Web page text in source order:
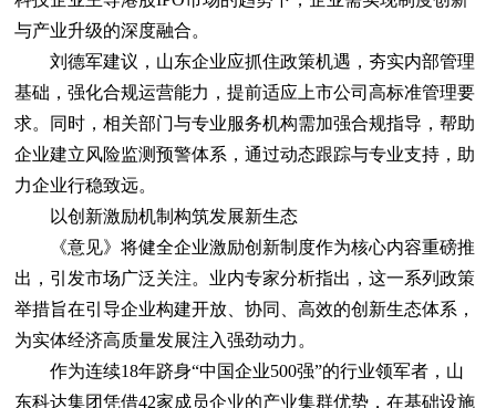
与产业升级的深度融合。
刘德军建议，山东企业应抓住政策机遇，夯实内部管理
基础，强化合规运营能力，提前适应上市公司高标准管理要
求。同时，相关部门与专业服务机构需加强合规指导，帮助
企业建立风险监测预警体系，通过动态跟踪与专业支持，助
力企业行稳致远。
以创新激励机制构筑发展新生态
《意见》将健全企业激励创新制度作为核心内容重磅推
出，引发市场广泛关注。业内专家分析指出，这一系列政策
举措旨在引导企业构建开放、协同、高效的创新生态体系，
为实体经济高质量发展注入强劲动力。
作为连续18年跻身“中国企业500强”的行业领军者，山
东科达集团凭借42家成员企业的产业集群优势，在基础设施